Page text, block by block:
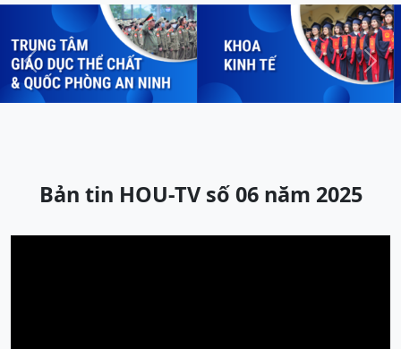
Previous Next
Bản tin HOU-TV số 06 năm 2025